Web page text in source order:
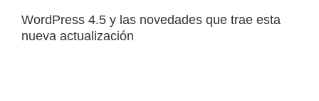
WordPress 4.5 y las novedades que trae esta
nueva actualización